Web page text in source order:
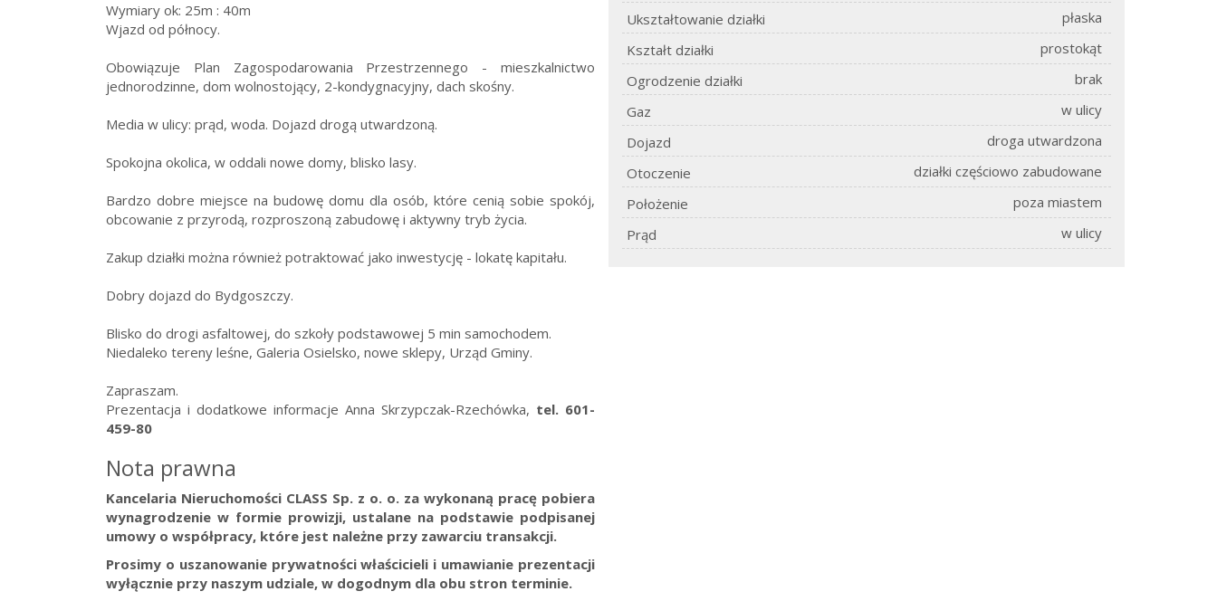
Wymiary ok: 25m : 40m
Wjazd od północy.
Obowiązuje Plan Zagospodarowania Przestrzennego - mieszkalnictwo
jednorodzinne, dom wolnostojący, 2-kondygnacyjny, dach skośny.
Media w ulicy: prąd, woda. Dojazd drogą utwardzoną.
Spokojna okolica, w oddali nowe domy, blisko lasy.
Bardzo dobre miejsce na budowę domu dla osób, które cenią sobie spokój,
obcowanie z przyrodą, rozproszoną zabudowę i aktywny tryb życia.
Zakup działki można również potraktować jako inwestycję - lokatę kapitału.
Dobry dojazd do Bydgoszczy.
Blisko do drogi asfaltowej, do szkoły podstawowej 5 min samochodem.
Niedaleko tereny leśne, Galeria Osielsko, nowe sklepy, Urząd Gminy.
Zapraszam.
Prezentacja i dodatkowe informacje Anna Skrzypczak-Rzechówka, tel. 601-
459-80
Nota prawna
Kancelaria Nieruchomości CLASS Sp. z o. o. za wykonaną pracę pobiera
wynagrodzenie w formie prowizji, ustalane na podstawie podpisanej
umowy o współpracy, które jest należne przy zawarciu transakcji.
Prosimy o uszanowanie prywatności właścicieli i umawianie prezentacji
wyłącznie przy naszym udziale, w dogodnym dla obu stron terminie.
Ukształtowanie działki
płaska
Kształt działki
prostokąt
Ogrodzenie działki
brak
Gaz
w ulicy
Dojazd
droga utwardzona
Otoczenie
działki częściowo zabudowane
Położenie
poza miastem
Prąd
w ulicy